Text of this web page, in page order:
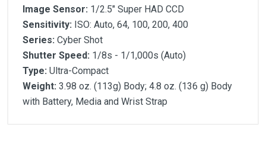
Image Sensor: 1/2.5" Super HAD CCD
Sensitivity: ISO: Auto, 64, 100, 200, 400
Series: Cyber Shot
Shutter Speed: 1/8s - 1/1,000s (Auto)
Type: Ultra-Compact
Weight: 3.98 oz. (113g) Body; 4.8 oz. (136 g) Body
with Battery, Media and Wrist Strap